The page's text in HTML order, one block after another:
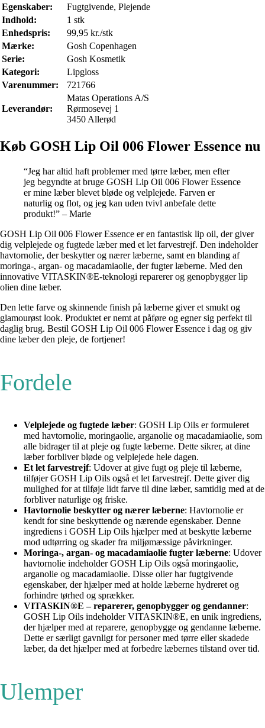
Egenskaber:
Fugtgivende, Plejende
Indhold:
1 stk
Enhedspris:
99,95 kr./stk
Mærke:
Gosh Copenhagen
Serie:
Gosh Kosmetik
Kategori:
Lipgloss
Varenummer:
721766
Leverandør:
Matas Operations A/S
Rørmosevej 1
3450 Allerød
Køb GOSH Lip Oil 006 Flower Essence nu
“Jeg har altid haft problemer med tørre læber, men efter
jeg begyndte at bruge GOSH Lip Oil 006 Flower Essence
er mine læber blevet bløde og velplejede. Farven er
naturlig og flot, og jeg kan uden tvivl anbefale dette
produkt!” – Marie
GOSH Lip Oil 006 Flower Essence er en fantastisk lip oil, der giver
dig velplejede og fugtede læber med et let farvestrejf. Den indeholder
havtornolie, der beskytter og nærer læberne, samt en blanding af
moringa-, argan- og macadamiaolie, der fugter læberne. Med den
innovative VITASKIN®E-teknologi reparerer og genopbygger lip
olien dine læber.
Den lette farve og skinnende finish på læberne giver et smukt og
glamourøst look. Produktet er nemt at påføre og egner sig perfekt til
daglig brug. Bestil GOSH Lip Oil 006 Flower Essence i dag og giv
dine læber den pleje, de fortjener!
Fordele
Velplejede og fugtede læber: GOSH Lip Oils er formuleret
med havtornolie, moringaolie, arganolie og macadamiaolie, som
alle bidrager til at pleje og fugte læberne. Dette sikrer, at dine
læber forbliver bløde og velplejede hele dagen.
Et let farvestrejf: Udover at give fugt og pleje til læberne,
tilføjer GOSH Lip Oils også et let farvestrejf. Dette giver dig
mulighed for at tilføje lidt farve til dine læber, samtidig med at de
forbliver naturlige og friske.
Havtornolie beskytter og nærer læberne: Havtornolie er
kendt for sine beskyttende og nærende egenskaber. Denne
ingrediens i GOSH Lip Oils hjælper med at beskytte læberne
mod udtørring og skader fra miljømæssige påvirkninger.
Moringa-, argan- og macadamiaolie fugter læberne: Udover
havtornolie indeholder GOSH Lip Oils også moringaolie,
arganolie og macadamiaolie. Disse olier har fugtgivende
egenskaber, der hjælper med at holde læberne hydreret og
forhindre tørhed og sprækker.
VITASKIN®E – reparerer, genopbygger og gendanner:
GOSH Lip Oils indeholder VITASKIN®E, en unik ingrediens,
der hjælper med at reparere, genopbygge og gendanne læberne.
Dette er særligt gavnligt for personer med tørre eller skadede
læber, da det hjælper med at forbedre læbernes tilstand over tid.
Ulemper